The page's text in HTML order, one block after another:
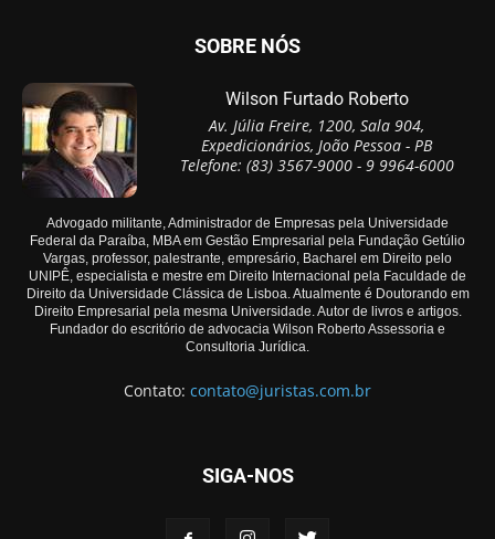
SOBRE NÓS
Wilson Furtado Roberto
Av. Júlia Freire, 1200, Sala 904,
Expedicionários, João Pessoa - PB
Telefone: (83) 3567-9000 - 9 9964-6000
Advogado militante, Administrador de Empresas pela Universidade
Federal da Paraíba, MBA em Gestão Empresarial pela Fundação Getúlio
Vargas, professor, palestrante, empresário, Bacharel em Direito pelo
UNIPÊ, especialista e mestre em Direito Internacional pela Faculdade de
Direito da Universidade Clássica de Lisboa. Atualmente é Doutorando em
Direito Empresarial pela mesma Universidade. Autor de livros e artigos.
Fundador do escritório de advocacia Wilson Roberto Assessoria e
Consultoria Jurídica.
Contato: contato@juristas.com.br
SIGA-NOS